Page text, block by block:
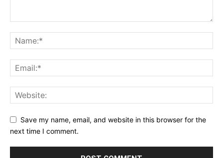
Save my name, email, and website in this browser for the
next time I comment.